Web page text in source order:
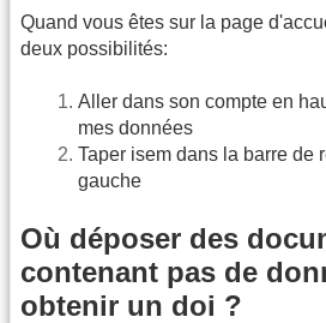
Quand vous êtes sur la page
deux possibilités:
Aller dans son compte en
mes données
Taper isem dans la barre de
gauche
Où déposer des
contenant pas de
obtenir un doi ?